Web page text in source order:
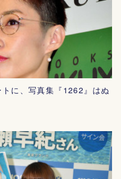
に、写真集『1262』はぬ